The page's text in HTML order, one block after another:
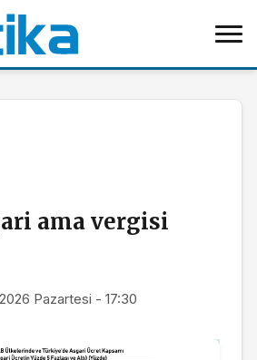
ama vergisi
Pazartesi - 17:30